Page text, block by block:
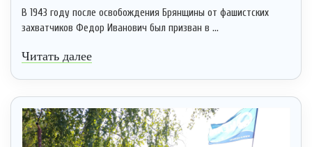
В 1943 году после освобождения Брянщины от фашистских
захватчиков Федор Иванович был призван в ...
Читать далее